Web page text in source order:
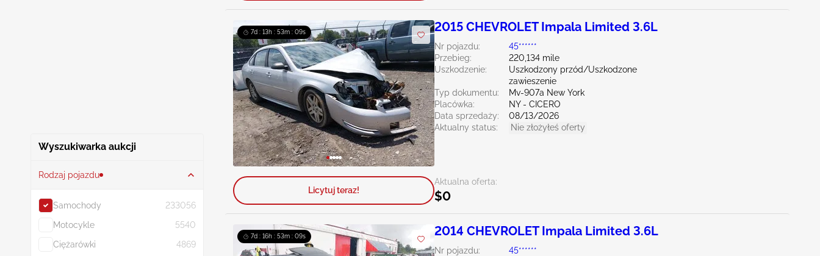
Wyszukiwarka aukcji
Rodzaj pojazdu
Samochody
233056
Motocykle
5540
Ciężarówki
4869
7d : 13h : 53m : 08s 2015 CHEVROLET Impala Limited 3.6L
Nr pojazdu:
45******
Przebieg:
220,134 mile
Uszkodzenie:
Uszkodzony przód/Uszkodzone
zawieszenie
Typ dokumentu:
Mv-907a New York
Placówka:
NY - CICERO
Data sprzedaży:
08/13/2026
Aktualny status:
Nie złożyłeś oferty
Aktualna oferta:
$0
Licytuj teraz!
7d : 16h : 53m : 08s 2014 CHEVROLET Impala Limited 3.6L
Nr pojazdu:
45******